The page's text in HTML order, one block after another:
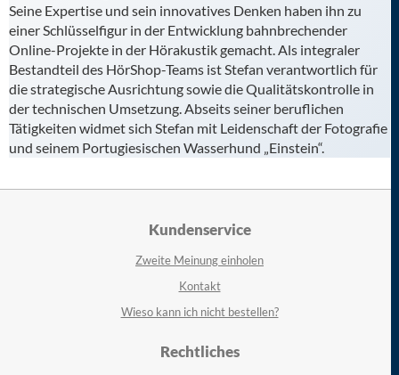
Seine Expertise und sein innovatives Denken haben ihn zu
einer Schlüsselfigur in der Entwicklung bahnbrechender
Online-Projekte in der Hörakustik gemacht. Als integraler
Bestandteil des HörShop-Teams ist Stefan verantwortlich für
die strategische Ausrichtung sowie die Qualitätskontrolle in
der technischen Umsetzung. Abseits seiner beruflichen
Tätigkeiten widmet sich Stefan mit Leidenschaft der Fotografie
und seinem Portugiesischen Wasserhund „Einstein“.
Kundenservice
Zweite Meinung einholen
Kontakt
Wieso kann ich nicht bestellen?
Rechtliches